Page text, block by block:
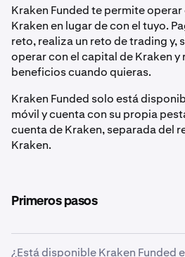
Kraken Funded te permite
Kraken en lugar de con el tuyo.
reto, realiza un reto de trading y,
operar con el capital de Kraken y
beneficios cuando quieras.
Kraken Funded solo está
móvil y cuenta con su propia
cuenta de Kraken, separada del
Kraken.
Primeros pasos
¿Está disponible Kraken Funded